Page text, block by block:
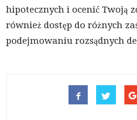
hipotecznych i ocenić Twoją
również dostęp do różnych
podejmowaniu rozsądnych